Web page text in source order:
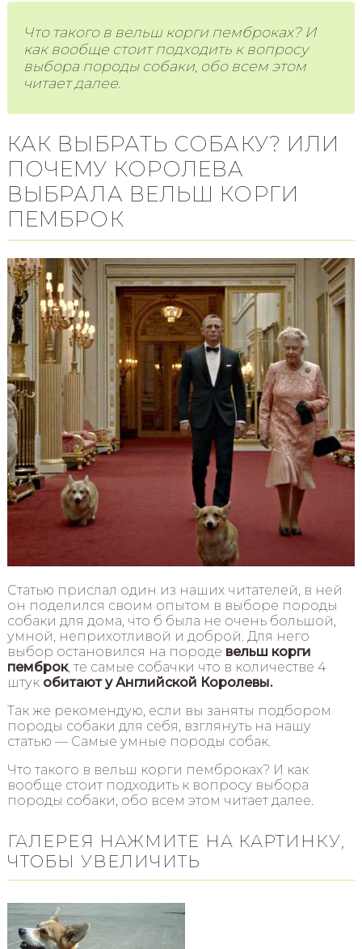
Что такого в вельш корги пемброках? И
как вообще стоит подходить к вопросу
выбора породы собаки, обо всем этом
читает далее.
КАК ВЫБРАТЬ СОБАКУ? ИЛИ
ПОЧЕМУ КОРОЛЕВА
ВЫБРАЛА ВЕЛЬШ КОРГИ
ПЕМБРОК
Статью прислал один из наших читателей, в ней
он поделился своим опытом в выборе породы
собаки для дома, что б была не очень большой,
умной, неприхотливой и доброй. Для него
выбор остановился на породе вельш корги
пемброк, те самые собачки что в количестве 4
штук обитают у Английской Королевы.
Так же рекомендую, если вы заняты подбором
породы собаки для себя, взглянуть на нашу
статью — Самые умные породы собак.
Что такого в вельш корги пемброках? И как
вообще стоит подходить к вопросу выбора
породы собаки, обо всем этом читает далее.
ГАЛЕРЕЯ НАЖМИТЕ НА КАРТИНКУ,
ЧТОБЫ УВЕЛИЧИТЬ